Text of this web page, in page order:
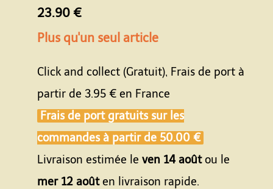
23.90 €
Plus qu'un seul article
Click and collect (Gratuit), Frais de port à
partir de 3.95 € en France
Frais de port gratuits sur les
commandes à partir de 50.00 €
Livraison estimée le ven 14 aoûtou le
mer 12 aoûten livraison rapide.